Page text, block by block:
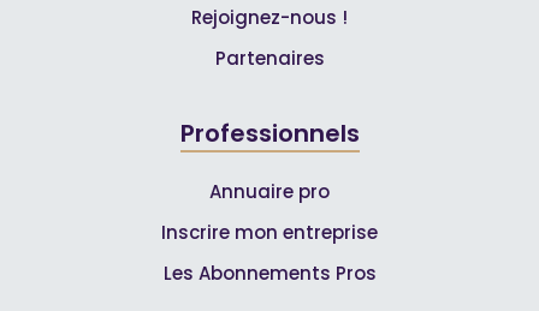
Rejoignez-nous !
Partenaires
Professionnels
Annuaire pro
Inscrire mon entreprise
Les Abonnements Pros